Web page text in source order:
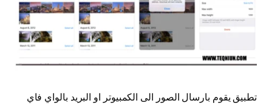
تطبيق يقوم بارسال الصور الى الكمبيوتر او البريد بالواي فاي